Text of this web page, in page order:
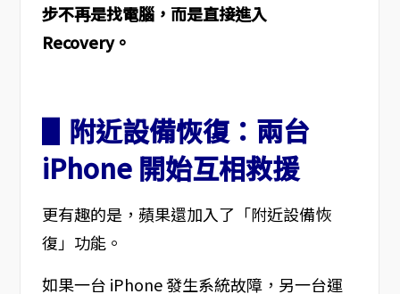
步不再是找電腦，而是直接進入
Recovery。
▋附近設備恢復：兩台
iPhone 開始互相救援
更有趣的是，蘋果還加入了「附近設備恢
復」功能。
如果一台 iPhone 發生系統故障，另一台運